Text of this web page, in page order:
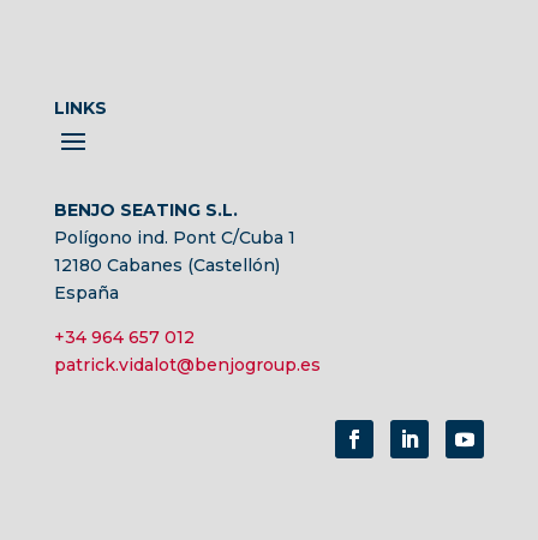
LINKS
BENJO SEATING S.L.
Polígono ind. Pont C/Cuba 1
12180 Cabanes (Castellón)
España
+34 964 657 012
patrick.vidalot@benjogroup.es